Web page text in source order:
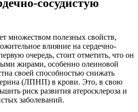
сосудистую
множеством полезных свойств,
влияние на сердечно-
очередь, стоит отметить, что он
жирами, особенно олеиновой
своей способностью снижать
(ЛПНП) в крови. Это, в свою
риск развития атеросклероза и
заболеваний.